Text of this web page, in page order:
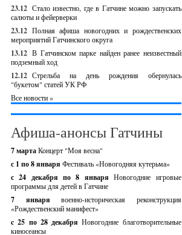
23.12 Стало известно, где в Гатчине можно запускать
салюты и фейерверки
23.12 Полная афиша новогодних и рождественских
мероприятий Гатчинского округа
13.12 В Гатчинском парке найден ранее неизвестный
подземный ход
12.12 Стрельба на день рождения обернулась
"букетом" статей УК РФ
Все новости »
Афиша-анонсы Гатчины
7 мартаКонцерт "Моя весна"
с 1 по 8 января Фестиваль «Новогодняя кутерьма»
с 24 декабря по 8 январяНовогодние игровые
программы для детей в Гатчине
7 январявоенно-историческая реконструкция
«Рождественский манифест»
c 25 по 28 декабряНовогодние благотворительные
киносеансы